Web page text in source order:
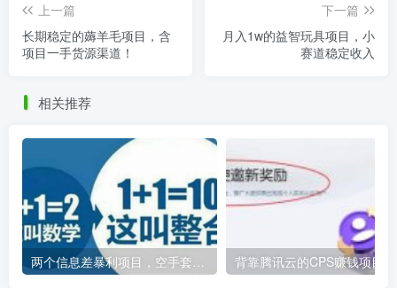
上一篇
长期稳定的薅羊毛项目，含
项目一手货源渠道！
下一篇
月入1w的益智玩具项目，小
赛道稳定收入
相关推荐
两个信息差暴利项目，空手套白狼赚钱副业